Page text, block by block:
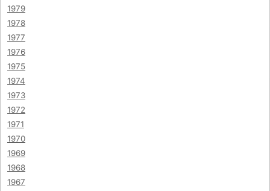
1979
1978
1977
1976
1975
1974
1973
1972
1971
1970
1969
1968
1967